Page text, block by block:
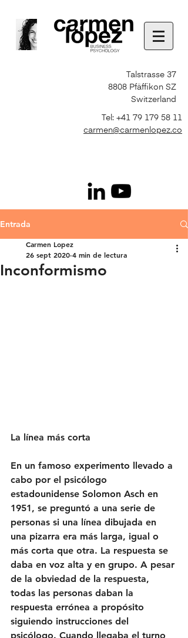
Talstrasse 37
8808 Pfäffikon SZ
Switzerland
Tel: +41 79 179 58 11
carmen@carmenlopez.co
Entrada
Inconformismo
Carmen Lopez
26 sept 2020 4 min de lectura
La línea más corta
En un famoso experimento llevado a
cabo por el psicólogo
estadounidense Solomon Asch en
1951, se preguntó a una serie de
personas si una línea dibujada en
una pizarra era más larga, igual o
más corta que otra. La respuesta se
daba en voz alta y en grupo. A pesar
de la obviedad de la respuesta,
todas las personas daban la
respuesta errónea a propósito
siguiendo instrucciones del
psicólogo. Cuando llegaba el turno